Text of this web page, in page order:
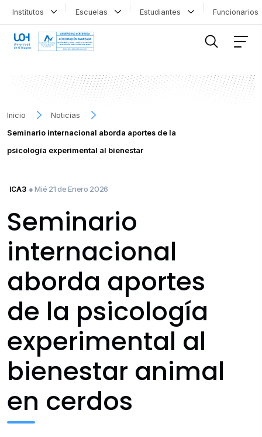
Institutos Escuelas Estudiantes
Inicio
Noticias
Seminario internacional aborda aportes de la
psicología experimental al bienestar
ICA3 ● Mié 21 de Enero 2026
Seminario
internacional
aborda aportes
de la psicología
experimental al
bienestar animal
en cerdos